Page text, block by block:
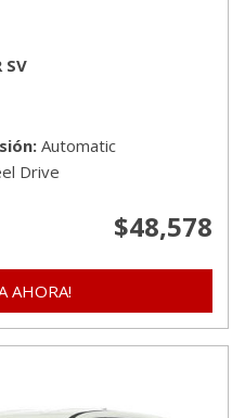
SV
Automatic
Drive
$48,578
AHORA!